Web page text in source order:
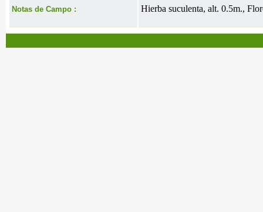
Notas de Campo : Hierba suculenta, alt. 0.5m.,